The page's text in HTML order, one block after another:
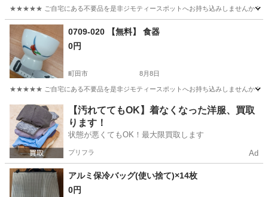
★★★★★ ご自宅にある不要品を是非ジモティースポットへお持ち込みしませんか？
東京 町田市 現地
0709-020 【無料】 食器
0円
町田市 8月8日
★★★★★ ご自宅にある不要品を是非ジモティースポットへお持ち込みしませんか？
東京 町田市 食器 現地
【汚れててもOK】着なくなった洋服、買取
ります！
状態が悪くてもOK！最大限買取します
プリフラ Ad
アルミ保冷バッグ(使い捨て)×14枚
0円